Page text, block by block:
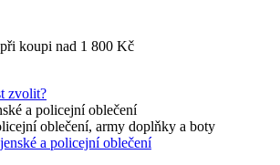
koupi nad 1 800 Kč
zvolit?
a policejní oblečení
oblečení, army doplňky a boty